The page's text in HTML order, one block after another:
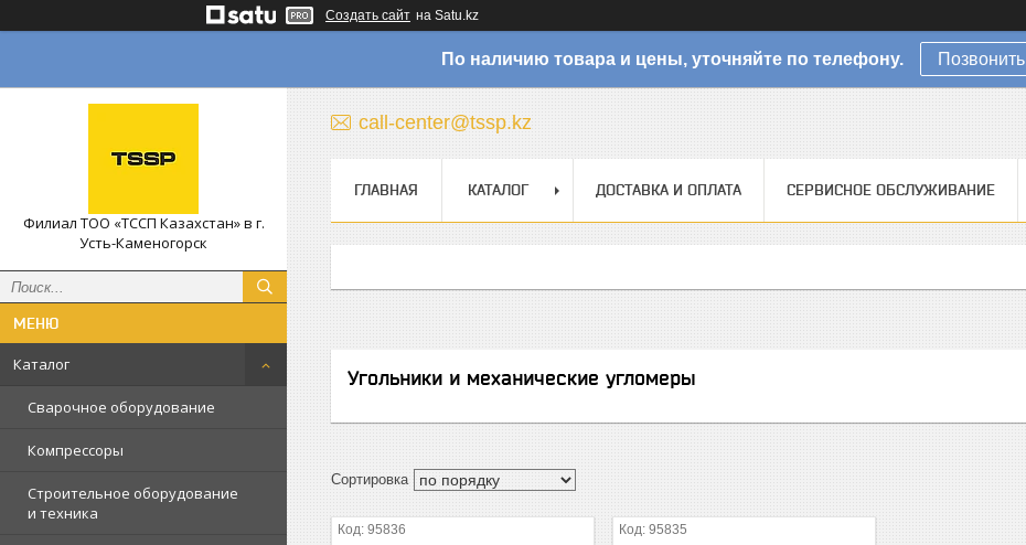
Создать сайт на Satu.kz
По наличию товара и цены, уточняйте по телефону. Позвонить
Филиал ТОО «ТССП Казахстан» в г.
Усть-Каменогорск
Каталог
Сварочное оборудование
Компрессоры
Строительное оборудование
и техника
call-center@tssp.kz
ГЛАВНАЯ КАТАЛОГ ДОСТАВКА И ОПЛАТА СЕРВИСНОЕ ОБСЛУЖИВАНИЕ
Угольники и механические угломеры
95836 95835